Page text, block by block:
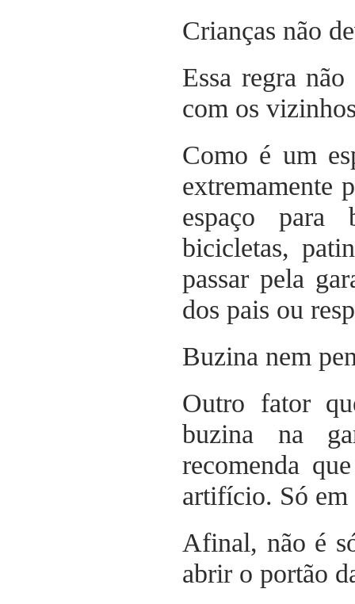
Crianças não
Essa regra
com os
Como é um
extremamente
espaço para
bicicletas,
passar pela
dos pais ou
Buzina nem
Outro fator
buzina na
recomenda
artifício. Só
Afinal, não é
abrir o portão